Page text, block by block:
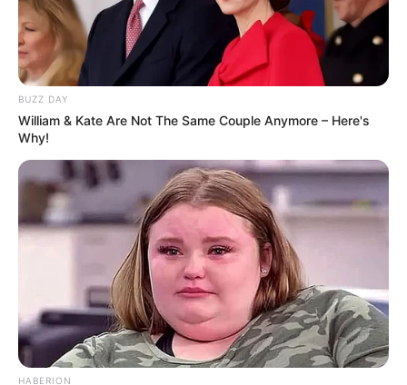
Love Untangled Murderer Report
Ginseng Boy 2 My Daughter is a Zombie
Wall to Wall
BUZZ DAY
William & Kate Are Not The Same Couple Anymore – Here's
Why!
HABERION